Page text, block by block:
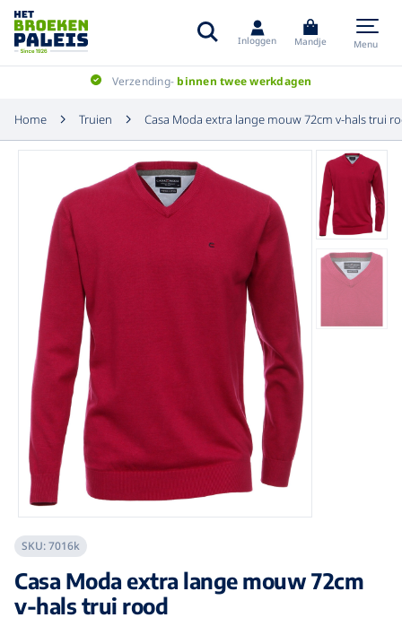
Inloggen Mandje Menu
Verzending- binnen twee werkdagen
Home Truien Casa Moda extra lange mouw 72cm v-hals trui
SKU:7016k
Casa Moda extra lange mouw 72cm
v-hals trui rood